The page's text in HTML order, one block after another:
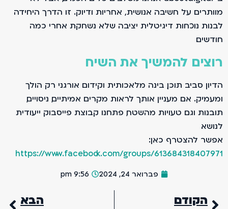
מוותרים על חשיבה אנושית, אחריות ודיוק. זו הדרך היחידה
לבנות נוכחות דיגיטלית יציבה שלא נשחקת אחרי כמה
חודשים.
רוצים להמשיך את השיח
הדיון סביב תוכן, בינה מלאכותית וקידום אורגני רק הולך
ומעמיק. אם מעניין אותך לראות מקרים אמיתיים, ניסויים,
תובנות וגם טעויות מהשטח, פתחנו קבוצת פייסבוק ייעודית
לנושא.
אפשר להצטרף כאן:
https://www.facebook.com/groups/613684318407971
פברואר 24, 2024 9:56 pm
הקודם הבא